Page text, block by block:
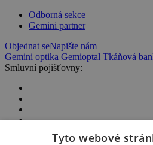
Odborná sekce
Gemini partner
Objednat seNapište nám
Gemini optika Gemioptal Tkáňová
Smluvní pojišťovny:
Tyto webové